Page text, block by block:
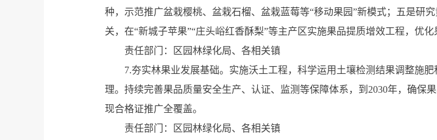
种，示范推广盆栽樱桃、盆栽石榴、盆栽蓝莓等“移动果园”新模式；五是研
关，在“新城子苹果”“庄头峪红香酥梨”等主产区实施果品提质增效工程，优化
责任部门：区园林绿化局、各相关镇
7.夯实林果业发展基础。实施沃土工程，科学运用土壤检测结果调整施
理。持续完善果品质量安全生产、认证、监测等保障体系，到2030年，确保
现合格证推广全覆盖。
责任部门：区园林绿化局、各相关镇